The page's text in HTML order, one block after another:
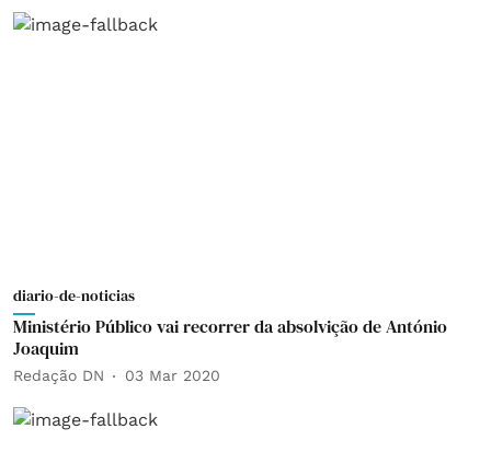
diario-de-noticias
Ministério Público vai recorrer da absolvição de António
Joaquim
Redação DN 03 Mar 2020